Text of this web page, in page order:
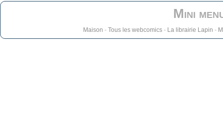
Mini
Maison - Tous les webcomics- La librairie Lapin -